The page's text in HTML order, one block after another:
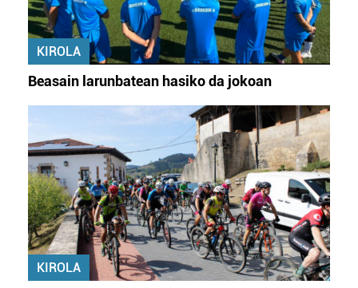
KIROLA
Beasain larunbatean hasiko da jokoan
KIROLA